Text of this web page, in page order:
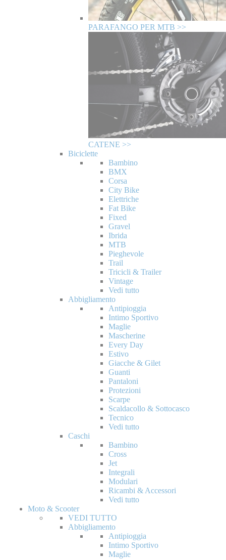
PARAFANGO PER MTB >>
CATENE >>
Biciclette
Bambino
BMX
Corsa
City Bike
Elettriche
Fat Bike
Fixed
Gravel
Ibrida
MTB
Pieghevole
Trail
Tricicli & Trailer
Vintage
Vedi tutto
Abbigliamento
Antipioggia
Intimo Sportivo
Maglie
Mascherine
Every Day
Estivo
Giacche & Gilet
Guanti
Pantaloni
Protezioni
Scarpe
Scaldacollo & Sottocasco
Tecnico
Vedi tutto
Caschi
Bambino
Cross
Jet
Integrali
Modulari
Ricambi & Accessori
Vedi tutto
Moto & Scooter
VEDI TUTTO
Abbigliamento
Antipioggia
Intimo Sportivo
Maglie